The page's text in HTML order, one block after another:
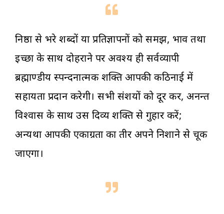
निष्ठा से भरे शब्दों या प्रतिज्ञापनों को समझ, भाव तथा
इच्छा के साथ दोहराने पर अवश्य ही सर्वव्यापी
ब्रह्माण्डीय स्पन्दनात्मक शक्ति आपकी कठिनाई में
सहायता प्रदान करेगी। सभी संशयों को दूर कर, अनन्त
विश्वास के साथ उस दिव्य शक्ति से गुहार करें;
अन्यथा आपकी एकाग्रता का तीर अपने निशाने से चूक
जाएगा।